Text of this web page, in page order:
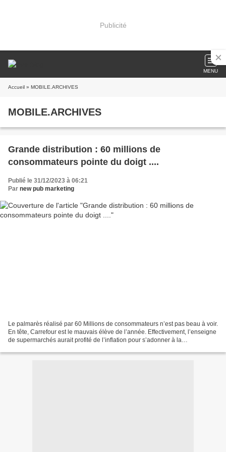
Publicité
MENU
Accueil » MOBILE.ARCHIVES
MOBILE.ARCHIVES
Grande distribution : 60 millions de
consommateurs pointe du doigt ....
Publié le 31/12/2023 à 06:21
Par new pub marketing
Le palmarès réalisé par 60 Millions de consommateurs n’est pas beau à voir.
En tête, Carrefour est le mauvais élève de l’année. Effectivement, l’enseigne
de supermarchés aurait profité de l’inflation pour s’adonner à la